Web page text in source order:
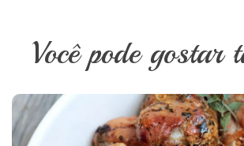
Você pode gostar